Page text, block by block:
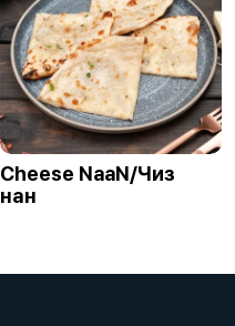
Cheese NaaN/Чиз
нан